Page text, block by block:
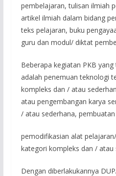
pembelajaran, tulisan ilmiah
artikel ilmiah dalam bidang
teks pelajaran, buku
guru dan modul/ diktat
Beberapa kegiatan PKB
adalah penemuan teknologi
kompleks dan / atau
atau pengembangan karya
/ atau sederhana,
pemodifikasian alat
kategori kompleks dan / atau
Dengan diberlakukannya